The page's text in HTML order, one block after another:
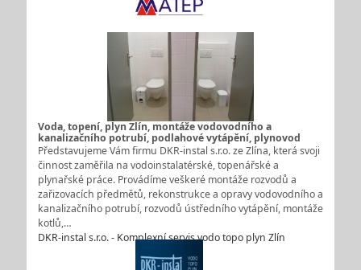
Voda, topení, plyn Zlín, montáže vodovodního a
kanalizačního potrubí, podlahové vytápění, plynovod
Představujeme Vám firmu DKR-instal s.r.o. ze Zlína, která svoji
činnost zaměřila na vodoinstalatérské, topenářské a
plynařské práce. Provádíme veškeré montáže rozvodů a
zařizovacích předmětů, rekonstrukce a opravy vodovodního a
kanalizačního potrubí, rozvodů ústředního vytápění, montáže
kotlů,…
DKR-instal s.r.o. - Komplexní servis vodo topo plyn Zlín